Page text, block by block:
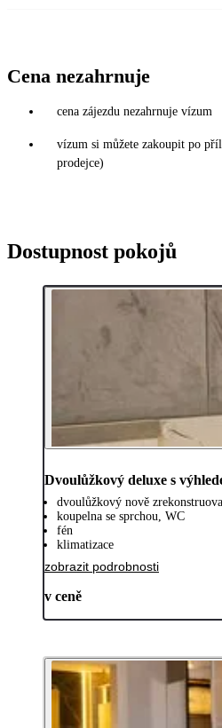
Cena nezahrnuje
cena zájezdu nezahrnuje vízum
vízum si můžete zakoupit po
prodejce)
Dostupnost pokojů
Dvoulůžkový deluxe s
dvoulůžkový nově
koupelna se sprchou, WC
fén
klimatizace
zobrazit podrobnosti
v ceně